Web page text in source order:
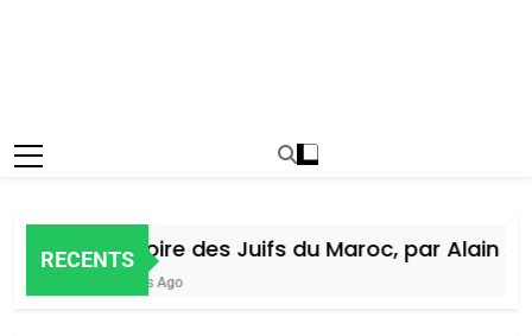
RECENTS
Histoire des Juifs du Maroc, par Alain
5 Jours Ago